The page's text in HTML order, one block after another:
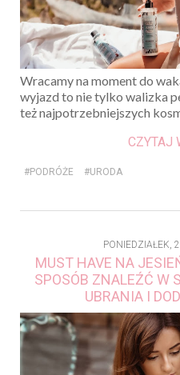
Wracamy na moment do
wyjazd to nie tylko walizka
też najpotrzebniejszych
CZYTAJ
#PODRÓŻE #URODA
PONIEDZIAŁEK,
MUST HAVE NA
SPOSÓB ZNALEŹĆ W
UBRANIA I